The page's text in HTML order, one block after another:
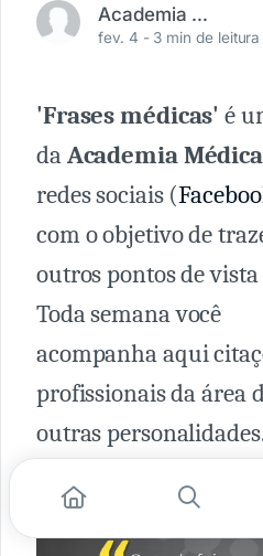
Academia Médica
fev. 4 - 3 min de leitura
'Frases médicas' é
daAcademia Médica
redes sociais (
com o objetivo de
outros pontos de
Toda semana você
acompanha aqui
profissionais da área
outras